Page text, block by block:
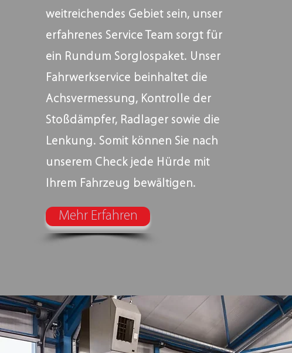
weitreichendes Gebiet sein, unser
erfahrenes Service Team sorgt für
ein Rundum Sorglospaket. Unser
Fahrwerkservice beinhaltet die
Achsvermessung, Kontrolle der
Stoßdämpfer, Radlager sowie die
Lenkung. Somit können Sie nach
unserem Check jede Hürde mit
Ihrem Fahrzeug bewältigen.
Mehr Erfahren